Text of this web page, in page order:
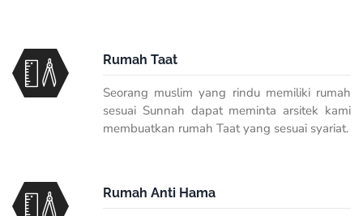
Rumah Taat
Seorang muslim yang rindu memiliki rumah
sesuai Sunnah dapat meminta arsitek kami
membuatkan rumah Taat yang sesuai syariat.
Rumah Anti Hama